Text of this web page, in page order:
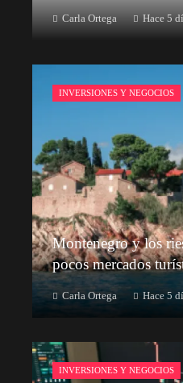
Carla Ortega Hace 5
INVERSIONES Y NEGOCIOS
Montenegro y los
pocos mercados
Carla Ortega Hace 5
INVERSIONES Y NEGOCIOS